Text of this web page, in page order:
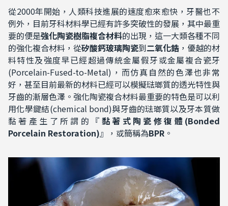
從2000年開始，人類科技進展的速度愈來愈快，牙醫也不
例外，目前牙科材料學已經有許多突破性的發展，其中最重
要的便是強化陶瓷樹脂複合材料的出現，這一大類各種不同
的強化複合材料，從矽酸鈣玻璃陶瓷到二氧化鋯 ，優越的材
料特性及強度早已經超過傳統金屬假牙或金屬複合瓷牙
(Porcelain-Fused-to-Metal)，而仿真自然的色澤也非常
好，甚至目前最新的材料已經可以模擬琺瑯質的透光特性與
牙齒的漸層色澤。強化陶瓷複合材料最重要的特色是可以利
用化學鍵結(chemical bond)與牙齒的琺瑯質以及牙本質做
黏著產生了所謂的『 黏著式陶瓷修復 體(Bonded
Porcelain Restoration)』，或簡稱為BPR 。